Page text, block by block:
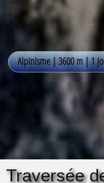
Traversée